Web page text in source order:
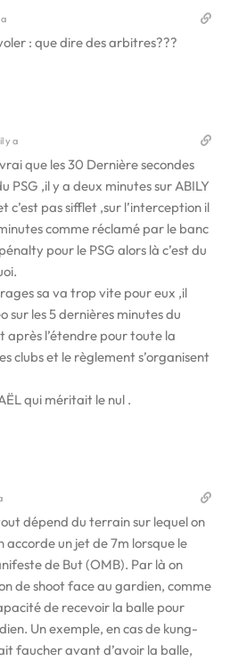
: que dire des arbitres???
y a
que les 30 Dernière secondes
PSG ,il y a deux minutes sur ABILY
c’est pas sifflet ,sur l’interception il
comme réclamé par le banc
pour le PSG alors là c’est du
sa va trop vite pour eux ,il
les 5 dernières minutes du
après l’étendre pour toute la
clubs et le règlement s’organisent
qui méritait le nul .
dépend du terrain sur lequel on
accorde un jet de 7m lorsque le
de But (OMB). Par là on
de shoot face au gardien, comme
de recevoir la balle pour
Un exemple, en cas de kung-
faucher avant d’avoir la balle,